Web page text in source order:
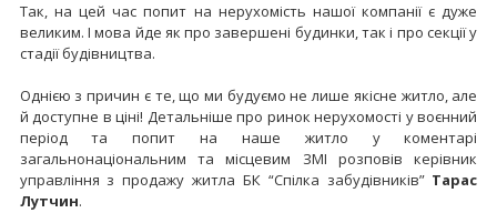
Так, на цей час попит на нерухомість нашої компанії є дуже
великим. І мова йде як про завершені будинки, так і про секції у
стадії будівництва.
Однією з причин є те, що ми будуємо не лише якісне житло, але
й доступне в ціні! Детальніше про ринок нерухомості у воєнний
період та попит на наше житло у коментарі
загальнонаціональним та місцевим ЗМІ розповів керівник
управління з продажу житла БК “Спілка забудівників” Тарас
Лутчин.